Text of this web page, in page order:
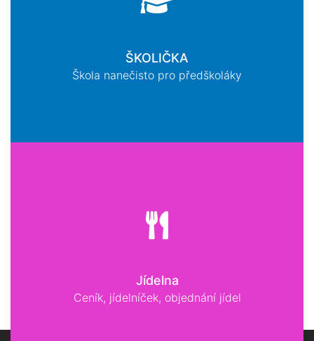
ŠKOLIČKA
Škola nanečisto pro předškoláky
Jídelna
Ceník, jídelníček, objednání jídel